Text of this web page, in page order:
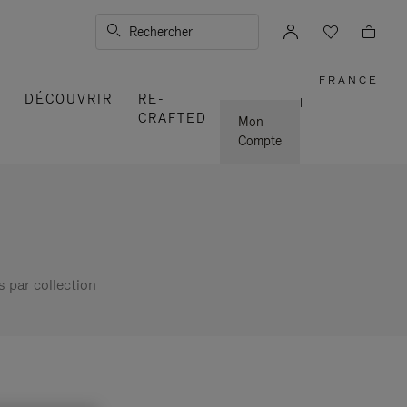
Rechercher
DÉCOUVRIR
RE-
CRAFTED
Mon
Compte
FRANCE
|
par collection